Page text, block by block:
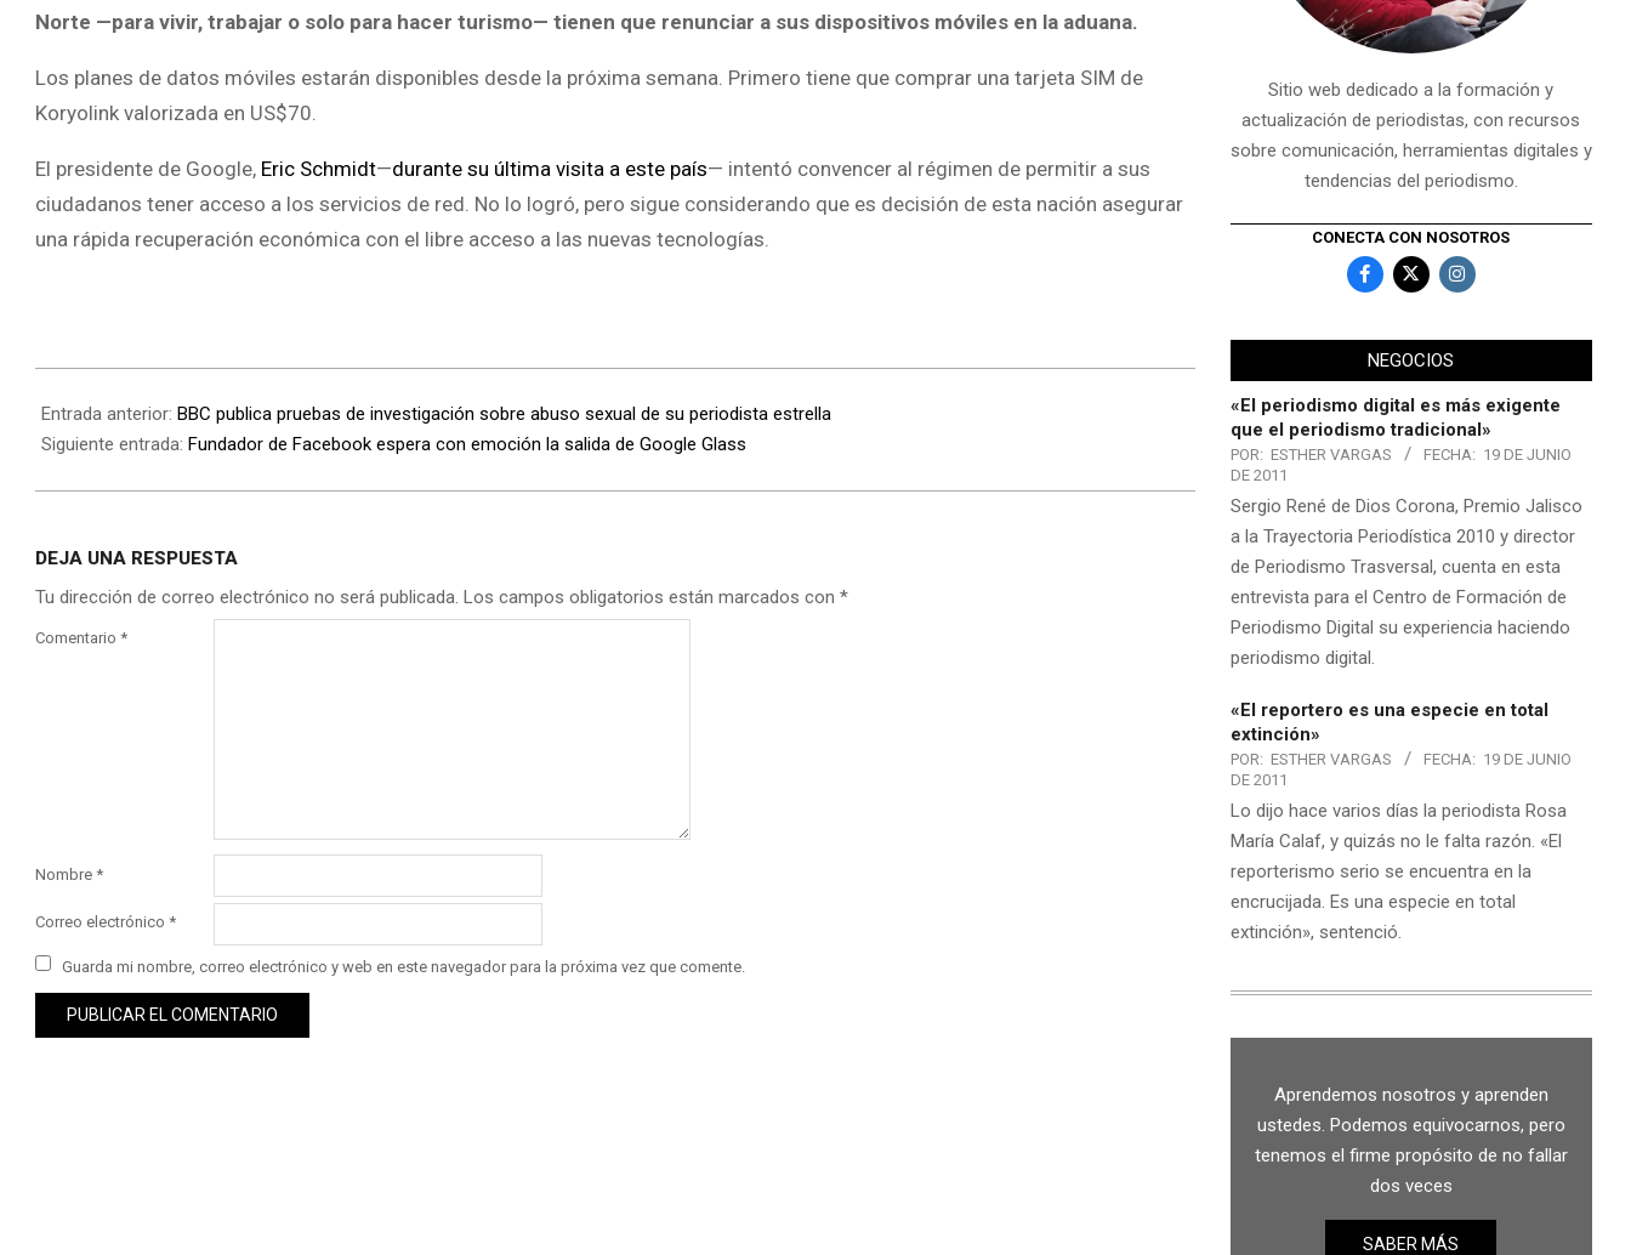
Norte —para vivir, trabajar o solo para hacer turismo— tienen que renunciar a sus dispositivos móviles en la aduana.
Los planes de datos móviles estarán disponibles desde la próxima semana. Primero tiene que comprar una tarjeta SIM de
Koryolink valorizada en US$70.
El presidente de Google, Eric Schmidt—durante su última visita a este país— intentó convencer al régimen de permitir a sus
ciudadanos tener acceso a los servicios de red. No lo logró, pero sigue considerando que es decisión de esta nación asegurar
una rápida recuperación económica con el libre acceso a las nuevas tecnologías.
Entrada anterior: BBC publica pruebas de investigación sobre abuso sexual de su periodista estrella
Siguiente entrada: Fundador de Facebook espera con emoción la salida de Google Glass
DEJA UNA RESPUESTA
Tu dirección de correo electrónico no será publicada. Los campos obligatorios están marcados con *
Comentario *
Nombre *
Correo electrónico *
Guarda mi nombre, correo electrónico y web en este navegador para la próxima vez que comente.
Sitio web dedicado a la formación y
actualización de periodistas, con recursos
sobre comunicación, herramientas digitales y
tendencias del periodismo.
CONECTA CON NOSOTROS
NEGOCIOS
«El periodismo digital es más exigente
que el periodismo tradicional»
POR: ESTHER VARGAS FECHA: 19 DE JUNIO
DE 2011
Sergio René de Dios Corona, Premio Jalisco
a la Trayectoria Periodística 2010 y director
de Periodismo Trasversal, cuenta en esta
entrevista para el Centro de Formación de
Periodismo Digital su experiencia haciendo
periodismo digital.
«El reportero es una especie en total
extinción»
POR: ESTHER VARGAS FECHA: 19 DE JUNIO
DE 2011
Lo dijo hace varios días la periodista Rosa
María Calaf, y quizás no le falta razón. «El
reporterismo serio se encuentra en la
encrucijada. Es una especie en total
extinción», sentenció.
Aprendemos nosotros y aprenden
ustedes. Podemos equivocarnos, pero
tenemos el firme propósito de no fallar
dos veces
SABER MÁS